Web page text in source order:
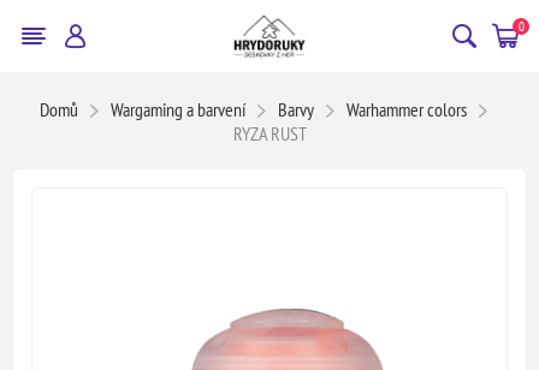
0
Domů Wargaming a barvení Barvy
Warhammer colors
RYZA RUST